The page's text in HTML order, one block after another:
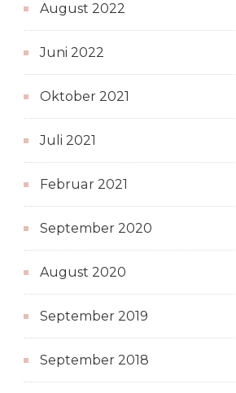
August 2022
Juni 2022
Oktober 2021
Juli 2021
Februar 2021
September 2020
August 2020
September 2019
September 2018